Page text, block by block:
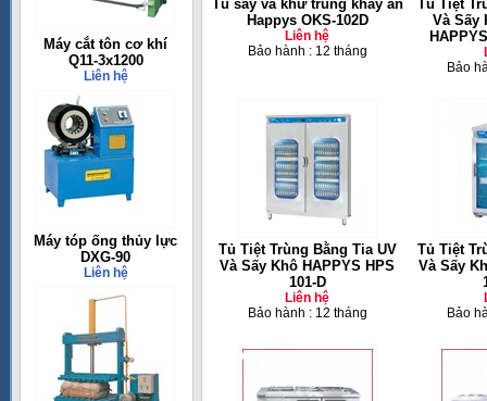
Máy cắt tôn cơ khí
Q11-3x1200
Liên hệ
Máy tóp ống thủy lực
DXG-90
Liên hệ
Tủ sấy và khử trùng khay ăn
Happys OKS-102D
Liên hệ
Bảo hành : 12 tháng
Tủ Tiệt
Và Sấy
Bảo
Tủ Tiệt Trùng Bằng Tia UV
Và Sấy Khô HAPPYS HPS
101-D
Liên hệ
Bảo hành : 12 tháng
Tủ Tiệt
Và Sấy
Bảo